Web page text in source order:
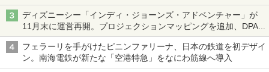
ディズニーシー「インディ・ジョーンズ・アドベンチャー」が
11月末に運営再開。プロジェクションマッピングを追加、DPA
は1500円
フェラーリを手がけたピニンファリーナ、日本の鉄道を初デザイ
ン。南海電鉄が新たな「空港特急」をなにわ筋線へ導入